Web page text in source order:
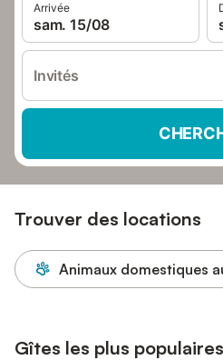
Arrivée
sam. 15/08
Invités
Trouver des locations
Animaux domestiques
Gîtes les plus